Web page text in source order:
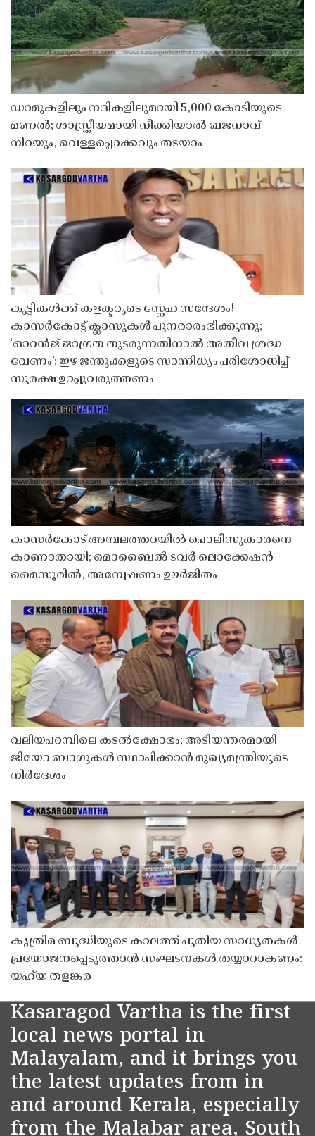
ഡാമുകളിലും നദികളിലുമായി 5,000 കോടിയുടെ
മണൽ; ശാസ്ത്രീയമായി നീക്കിയാൽ ഖജനാവ്
നിറയും, വെള്ളപ്പൊക്കവും തടയാം
കുട്ടികൾക്ക് കളക്ടറുടെ സ്നേഹ സന്ദേശം!
കാസർകോട്ട് ക്ലാസുകൾ പുനരാരംഭിക്കുന്നു;
‘ഓറൻജ് ജാഗ്രത തുടരുന്നതിനാൽ അതീവ ശ്രദ്ധ
വേണം’; ഇഴ ജന്തുക്കളുടെ സാന്നിധ്യം പരിശോധിച്ച്
സുരക്ഷ ഉറപ്പുവരുത്തണം
കാസർകോട് അമ്പലത്തറയിൽ പൊലീസുകാരനെ
കാണാതായി; മൊബൈൽ ടവർ ലൊക്കേഷൻ
മൈസൂരിൽ, അന്വേഷണം ഊർജിതം
വലിയപറമ്പിലെ കടൽക്ഷോഭം; അടിയന്തരമായി
ജിയോ ബാഗുകൾ സ്ഥാപിക്കാൻ മുഖ്യമന്ത്രിയുടെ
നിർദേശം
കൃത്രിമ ബുദ്ധിയുടെ കാലത്ത് പുതിയ സാധ്യതകൾ
പ്രയോജനപ്പെടുത്താൻ സംഘടനകൾ തയ്യാറാകണം:
യഹ്‌യ തളങ്കര
Kasaragod Vartha is the first
local news portal in
Malayalam, and it brings you
the latest updates from in
and around Kerala, especially
from the Malabar area, South